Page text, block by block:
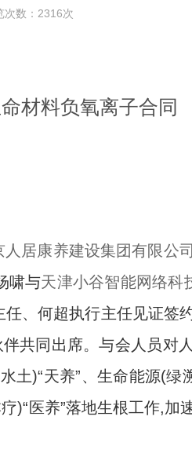
数：2316次
材料负氧离子合同
人居康养建设集团有限公司
啸与天津小谷智能网络科
、何超执行主任见证签
共同出席。与会人员对
土)“天养”、生命能源(绿
)“医养”落地生根工作,加